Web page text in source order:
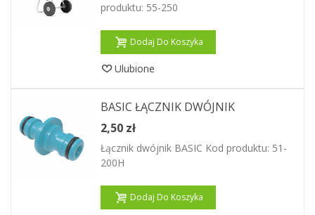
produktu: 55-250
Dodaj Do Koszyka
Ulubione
BASIC ŁĄCZNIK DWÓJNIK
2,50 zł
Łącznik dwójnik BASIC Kod produktu: 51-
200H
Dodaj Do Koszyka